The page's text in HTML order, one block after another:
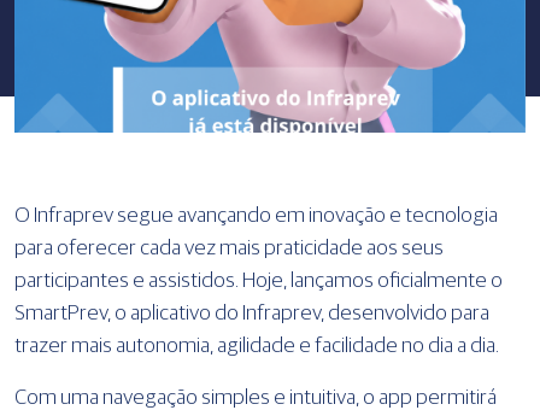
O Infraprev segue avançando em inovação e tecnologia
para oferecer cada vez mais praticidade aos seus
participantes e assistidos. Hoje, lançamos oficialmente o
SmartPrev, o aplicativo do Infraprev, desenvolvido para
trazer mais autonomia, agilidade e facilidade no dia a dia.
Com uma navegação simples e intuitiva, o app permitirá